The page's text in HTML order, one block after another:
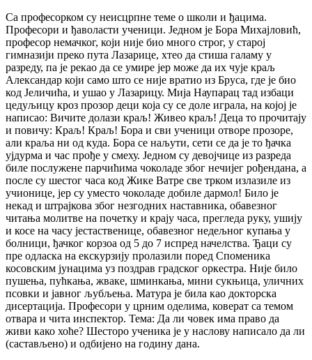
Са професорком су неисцрпне теме о школи и ђацима.
Професори и ђаволасти ученици. Једном је Бора Михајловић,
професор немачког, који није био много строг, у старој
гимназији преко пута Лазарице, хтео да стиша галаму у
разреду, па је рекао да се умире јер може да их чује краљ
Александар који само што се није вратио из Бруса, где је био
код Јеличића, и ушао у Лазарицу. Мија Наупарац тад избаци
цедуљицу кроз прозор деци која су се доле играла, на којој је
написао: Вичите долази краљ! Живео краљ! Деца то прочитају
и повичу: Краљ! Краљ! Бора и сви ученици отворе прозоре,
али краља ни од куда. Бора се наљути, сети се да је то ђачка
ујдурма и час прође у смеху. Једном су девојчице из разреда
биле послужене парчићима чоколаде због нечијег рођендана, а
после су шестог часа код Жике Ватре све трком излазиле из
учионице, јер су уместо чоколаде добиле дармол! Било је
некад и штрајкова због незгодних наставника, обавезног
читања молитве на почетку и крају часа, прегледа руку, ушију
и косе на часу јестаственице, обавезног недељног купања у
болници, ђачког корзоа од 5 до 7 испред начелства. Ђаци су
пре одласка на екскурзију пролазили поред Споменика
косовским јунацима уз поздрав градског оркестра. Није било
пушења, пућкања, жваке, шминкања, мини сукњица, уличних
псовки и јавног љубљења. Матура је била као докторска
дисертација. Професори у црним оделима, коверат са темом
отвара и чита инспектор. Тема: Да ли човек има право да
живи како хоће? Шесторо ученика је у наслову написало да ли
(састављено) и одбијено на годину дана.